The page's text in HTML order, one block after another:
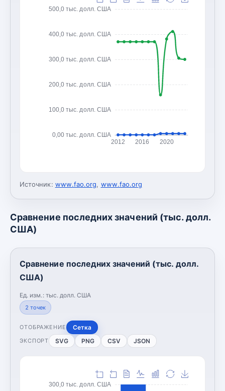
0,00 тыс. долл. США
100,0 тыс. долл. США
200,0 тыс. долл. США
300,0 тыс. долл. США
400,0 тыс. долл. США
500,0 тыс. долл. США
2012 2016 2020
Источник: www.fao.org, www.fao.org
Сравнение последних значений (тыс. долл.
США)
Сравнение последних значений (тыс. долл.
США)
Ед. изм.: тыс. долл. США
2 точек
ОТОБРАЖЕНИЕ Сетка
ЭКСПОРТ SVG PNG CSV JSON
300,0 тыс. долл. США